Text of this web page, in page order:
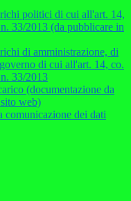
politici di cui all'art. 14,
33/2013 (da pubblicare in
di amministrazione, di
di cui all'art. 14, co.
33/2013
(documentazione da
web)
comunicazione dei dati